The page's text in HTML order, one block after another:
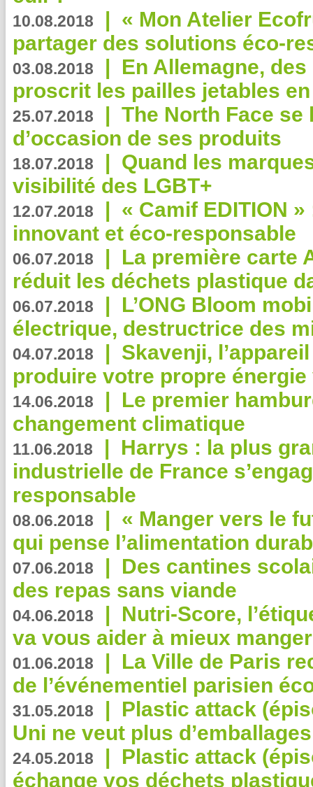
10.08.2018 | « Mon Atelier
partager des solutions éco-
03.08.2018 | En Allemagne,
proscrit les pailles jetables
25.07.2018 | The North Face se
d’occasion de ses produits
18.07.2018 | Quand les
visibilité des LGBT+
12.07.2018 | « Camif EDITION
innovant et éco-responsable
06.07.2018 | La première carte
réduit les déchets plastique
06.07.2018 | L’ONG Bloom
électrique, destructrice des
04.07.2018 | Skavenji,
produire votre propre
14.06.2018 | Le premier
changement climatique
11.06.2018 | Harrys : la plus
industrielle de France
responsable
08.06.2018 | « Manger vers le
qui pense l’alimentation
07.06.2018 | Des cantines
des repas sans viande
04.06.2018 | Nutri-Score,
va vous aider à mieux
01.06.2018 | La Ville de Paris
de l’événementiel parisien
31.05.2018 | Plastic attack
Uni ne veut plus
24.05.2018 | Plastic attack
échange vos déchets